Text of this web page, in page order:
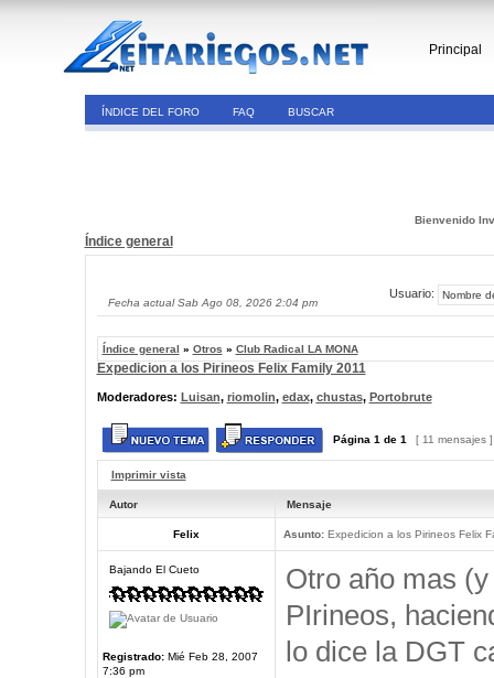
Principal
ÍNDICE DEL FORO FAQ BUSCAR
Bienvenido
Índice general
Fecha actual Sab Ago 08, 2026 2:04 pm
Usuario:
Índice general » Otros » Club Radical LA MONA
Expedicion a los Pirineos Felix Family 2011
Moderadores: Luisan, riomolin, edax, chustas, Portobrute
Página 1 de 1 [ 11 mensajes
Imprimir vista
Autor Mensaje
Felix Asunto:Expedicion a los Pirineos Felix
Bajando El Cueto
Registrado:Mié Feb 28, 2007
7:36 pm
Otro año mas
PIrineos,
lo dice la DGT